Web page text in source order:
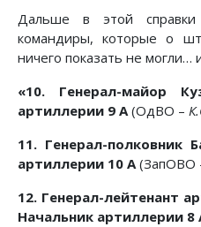
Дальше в этой справки
командиры, которые о
ничего показать не могли…
«10. Генерал-майор
артиллерии 9 А(ОдВО –
11. Генерал-полковник
артиллерии 10 А(ЗапОВО
12. Генерал-лейтенант
Начальник артиллерии 8